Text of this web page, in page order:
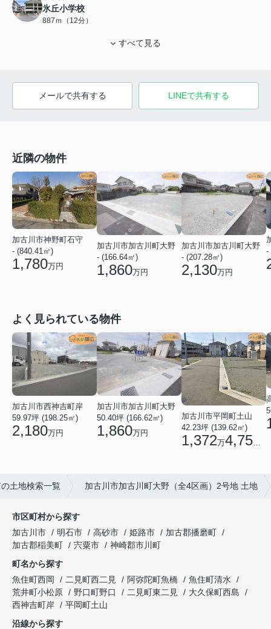
氷丘小学校
887ｍ（12分）
すべて見る
メールで共有する LINEで共有する
近隣の物件
加古川市神野町石守
- (840.41㎡)
1,780万円
加古川市加古川町大野
- (166.64㎡)
1,860万円
加古川市加古川町大野
- (207.28㎡)
2,130万円
-
よく見られている物件
加古川市西神吉町岸
59.97坪 (198.25㎡)
2,180万円
加古川市加古川町大野
50.40坪 (166.62㎡)
1,860万円
加古川市平岡町土山
42.23坪 (139.62㎡)
1,372万4,750
土地検索一覧 加古川市加古川町大野（全4区画）2号地 土地
市区町村から探す
加古川市
明石市 高砂市 姫路市
加古郡播磨町
加古郡稲美町
宍粟市
神崎郡市川町
町名から探す
魚住町西岡
二見町西二見 阿弥陀町魚橋
魚住町清水
荒井町小松原
野口町野口 二見町東二見
大久保町西島
西神吉町岸
平岡町土山
沿線から探す